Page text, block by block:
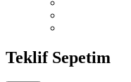
Teklif Sepetim